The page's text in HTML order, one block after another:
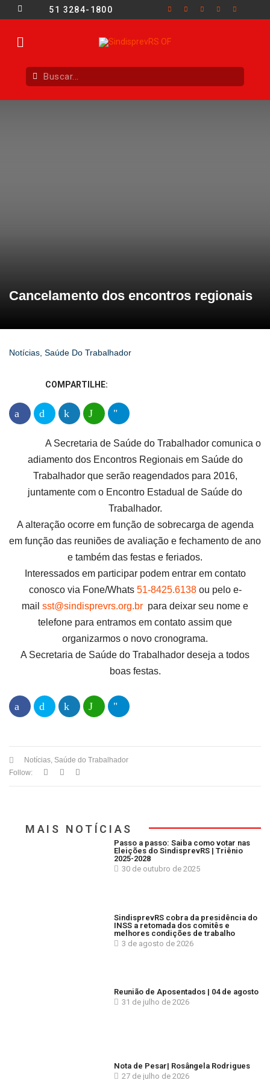
51 3284-1800
Cancelamento dos encontros regionais
Notícias, Saúde Do Trabalhador
COMPARTILHE:
A Secretaria de Saúde do Trabalhador comunica o
adiamento dos Encontros Regionais em Saúde do
Trabalhador que serão reagendados para 2016,
juntamente com o Encontro Estadual de Saúde do
Trabalhador.
A alteração ocorre em função de sobrecarga de agenda
em função das reuniões de avaliação e fechamento de ano
e também das festas e feriados.
Interessados em participar podem entrar em contato
conosco via Fone/Whats 51-8425.6138ou pelo e-
mail sst@sindisprevrs.org.br para deixar seu nome e
telefone para entramos em contato assim que
organizarmos o novo cronograma.
A Secretaria de Saúde do Trabalhador deseja a todos
boas festas.
Notícias, Saúde do Trabalhador
Follow:
MAIS NOTÍCIAS
Passo a passo: Saiba como votar nas
Eleições do SindisprevRS | Triênio
2025-2028
30 de outubro de 2025
SindisprevRS cobra da presidência do
INSS a retomada dos comitês e
melhores condições de trabalho
3 de agosto de 2026
Reunião de Aposentados | 04 de agosto
31 de julho de 2026
Nota de Pesar| Rosângela Rodrigues
27 de julho de 2026